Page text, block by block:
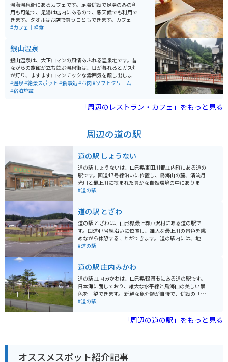
温海温泉街にあるカフェです。足湯併設で足湯のみの利
用も可能で、足湯は店内にあるので、悪天候でも利用で
きます。タオルはお店で買うこともできます。カフェの
隣に地元産の雑貨屋、2階にマッサージ屋さんが入って
#カフェ｜軽食
銀山温泉
銀山温泉は、大正ロマンの風情あふれる温泉地です。昔
ながらの旅館が立ち並ぶ温泉街は、日が暮れるとガス灯
が灯り、ますますロマンチックな雰囲気を醸し出しま
す。銀山温泉は、慶長年間に栄えた延沢銀山から名付け
られました。温泉宿が温泉街の中心に通る銀山川の両岸
かしさと秘湯感を思わせる雰囲気が人気な観光スポット
す。季節によって様々な表情を見せることもあり、年間
を通して楽しめる観光スポットとして人気があります。
温泉以外にも、尾花沢牛やそばなどの地元のグルメも堪
#温泉#絶景スポット #食事処 #お肉#ソフトクリーム
#宿泊施設
「周辺のレストラン・カフェ」をもっと見る
周辺の道の駅
道の駅 しょうない
道の駅 しょうないは、山形県東田川郡庄内町にある道の
駅です。国道47号線沿いに位置し、鳥海山の麓、清流月
光川と最上川に挟まれた豊かな自然環境の中にありま
す。 農産物直売所では、地元で採れた新鮮な野菜や果
「稲庭うどん」などの麺類も人気です。レストランで
は、地元の食材を活かした料理を味わうことができ、鳥
海山を眺めながら食事を楽しむことができます。 バイク
で訪れる場合、道の駅 しょうないは、日本海沿岸を走る
国道7号線や、鳥海ブルーラインなど、景観の良いルー
完備されているほか、ガソリンスタンドも併設されてい
るので便利です。 周辺には、鳥海山や朝日連峰などの
山々、飛島や十六羅漢などの海岸など、自然豊かな観光
スポットが点在しています。道の駅 しょうないを拠点
に、庄内の自然を満喫するのもおすすめです。
#道の駅
道の駅 とざわ
道の駅 とざわは、山形県最上郡戸沢村にある道の駅で
す。国道47号線沿いに位置し、雄大な最上川の景色を眺
めながら休憩することができます。 道の駅内には、地元
産の新鮮な野菜や山菜、特産品などを販売する農産物直
バイクで訪れる場合、道の駅には広い駐車場が完備され
ているので安心です。また、周辺には、最上峡や羽根沢
温泉など、自然豊かな観光スポットも点在しており、ツ
ーリングの拠点としても最適です。 戸沢村は、特に秋に
は美しい紅葉が楽しめます。道の駅周辺にも紅葉の名所
#道の駅
道の駅 庄内みかわ
道の駅 庄内みかわは、山形県鶴岡市にある道の駅です。
日本海に面しており、雄大な水平線と鳥海山の美しい景
色を一望できます。 新鮮な魚介類が自慢で、併設の「と
れたて海鮮飯 どんがら食堂」では、地元で獲れた新鮮な
地元産の農産物や海産物の加工品が人気です。 バイクで
訪れる際は、日本海沿いの海岸線を走る爽快なツーリン
を拠点に、山形県庄内地方の観光を楽しんでみてはいか
#道の駅
「周辺の道の駅」をもっと見る
オススメスポット紹介記事